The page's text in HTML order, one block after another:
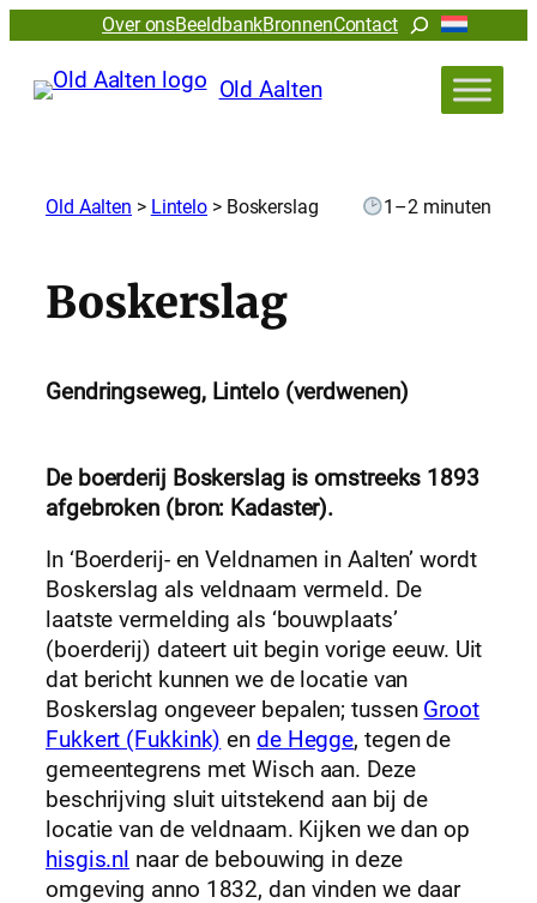
Over onsBeeldbankBronnenContactZoeken
Old Aalten
Old Aalten > Lintelo > Boskerslag 1–2 minuten
Boskerslag
Gendringseweg, Lintelo (verdwenen)
De boerderij Boskerslag is omstreeks 1893
afgebroken (bron: Kadaster).
In ‘Boerderij- en Veldnamen in Aalten’ wordt
Boskerslag als veldnaam vermeld. De
laatste vermelding als ‘bouwplaats’
(boerderij) dateert uit begin vorige eeuw. Uit
dat bericht kunnen we de locatie van
Boskerslag ongeveer bepalen; tussen Groot
Fukkert (Fukkink) en de Hegge, tegen de
gemeentegrens met Wisch aan. Deze
beschrijving sluit uitstekend aan bij de
locatie van de veldnaam. Kijken we dan op
hisgis.nl naar de bebouwing in deze
omgeving anno 1832, dan vinden we daar